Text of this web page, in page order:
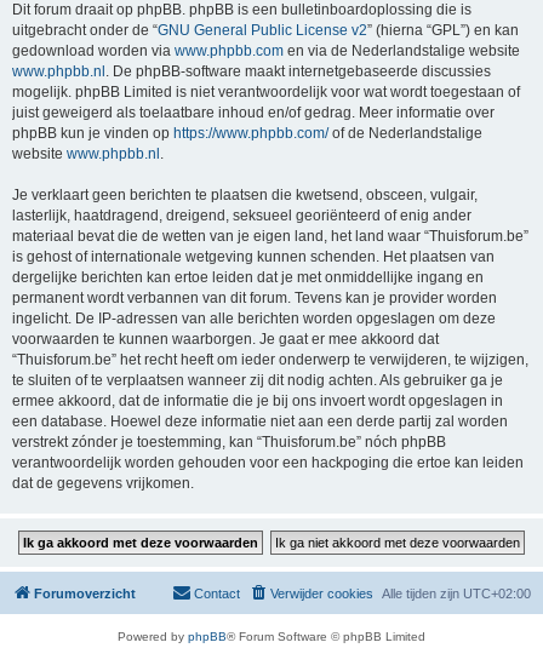
Dit forum draait op phpBB. phpBB is een bulletinboardoplossing die is
uitgebracht onder de “GNU General Public License v2” (hierna “GPL”) en kan
gedownload worden via www.phpbb.com en via de Nederlandstalige website
www.phpbb.nl . De phpBB-software maakt internetgebaseerde discussies
mogelijk. phpBB Limited is niet verantwoordelijk voor wat wordt toegestaan of
juist geweigerd als toelaatbare inhoud en/of gedrag. Meer informatie over
phpBB kun je vinden op https://www.phpbb.com/of de Nederlandstalige
website www.phpbb.nl .
Je verklaart geen berichten te plaatsen die kwetsend, obsceen, vulgair,
lasterlijk, haatdragend, dreigend, seksueel georiënteerd of enig ander
materiaal bevat die de wetten van je eigen land, het land waar “Thuisforum.be”
is gehost of internationale wetgeving kunnen schenden. Het plaatsen van
dergelijke berichten kan ertoe leiden dat je met onmiddellijke ingang en
permanent wordt verbannen van dit forum. Tevens kan je provider worden
ingelicht. De IP-adressen van alle berichten worden opgeslagen om deze
voorwaarden te kunnen waarborgen. Je gaat er mee akkoord dat
“Thuisforum.be” het recht heeft om ieder onderwerp te verwijderen, te wijzigen,
te sluiten of te verplaatsen wanneer zij dit nodig achten. Als gebruiker ga je
ermee akkoord, dat de informatie die je bij ons invoert wordt opgeslagen in
een database. Hoewel deze informatie niet aan een derde partij zal worden
verstrekt zónder je toestemming, kan “Thuisforum.be” nóch phpBB
verantwoordelijk worden gehouden voor een hackpoging die ertoe kan leiden
dat de gegevens vrijkomen.
Forumoverzicht Alle tijden zijn UTC+02:00
Verwijder cookies
Contact
Powered by phpBB® Forum Software © phpBB Limited